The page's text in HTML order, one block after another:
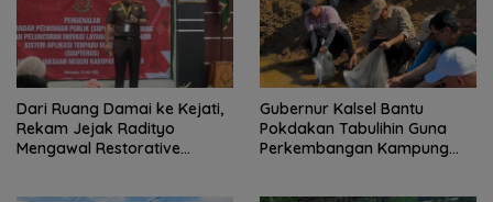
Dari Ruang Damai ke Kejati,
Rekam Jejak Radityo
Mengawal Restorative
Gubernur Kalsel Bantu
Pokdakan Tabulihin Guna
Perkembangan Kampung